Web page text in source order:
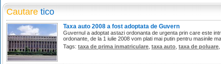
Cautare tico
Taxa auto 2008 a fost adoptata de Guvern
Guvernul a adoptat astazi ordonanta de urgenta prin care este
ordonante, de la 1 iulie 2008 vom plati mai putin pentru masinile
Tags: taxa de prima inmatriculare taxa auto taxa de poluare